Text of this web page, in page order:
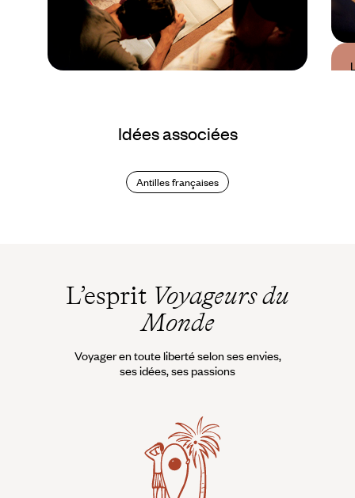
Quand partir en
Martinique ?
Idées associées
Antilles françaises
L’esprit Voyageurs du
Monde
Voyager en toute liberté selon ses envies,
ses idées, ses passions